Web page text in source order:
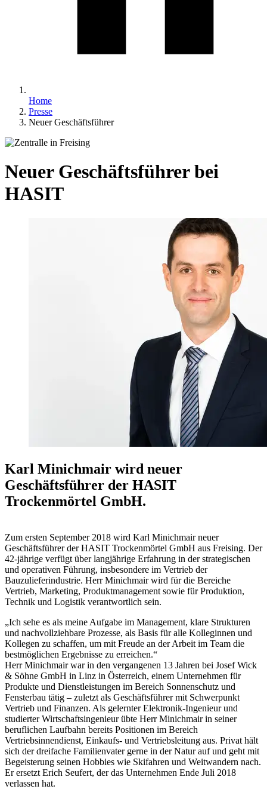
Home
Presse
Neuer Geschäftsführer
Neuer Geschäftsführer bei
HASIT
Karl Minichmair wird neuer
Geschäftsführer der HASIT
Trockenmörtel GmbH.
Zum ersten September 2018 wird Karl Minichmair neuer
Geschäftsführer der HASIT Trockenmörtel GmbH aus Freising. Der
42-jährige verfügt über langjährige Erfahrung in der strategischen
und operativen Führung, insbesondere im Vertrieb der
Bauzulieferindustrie. Herr Minichmair wird für die Bereiche
Vertrieb, Marketing, Produktmanagement sowie für Produktion,
Technik und Logistik verantwortlich sein.
„Ich sehe es als meine Aufgabe im Management, klare Strukturen
und nachvollziehbare Prozesse, als Basis für alle Kolleginnen und
Kollegen zu schaffen, um mit Freude an der Arbeit im Team die
bestmöglichen Ergebnisse zu erreichen.“
Herr Minichmair war in den vergangenen 13 Jahren bei Josef Wick
& Söhne GmbH in Linz in Österreich, einem Unternehmen für
Produkte und Dienstleistungen im Bereich Sonnenschutz und
Fensterbau tätig – zuletzt als Geschäftsführer mit Schwerpunkt
Vertrieb und Finanzen. Als gelernter Elektronik-Ingenieur und
studierter Wirtschaftsingenieur übte Herr Minichmair in seiner
beruflichen Laufbahn bereits Positionen im Bereich
Vertriebsinnendienst, Einkaufs- und Vertriebsleitung aus. Privat hält
sich der dreifache Familienvater gerne in der Natur auf und geht mit
Begeisterung seinen Hobbies wie Skifahren und Weitwandern nach.
Er ersetzt Erich Seufert, der das Unternehmen Ende Juli 2018
verlassen hat.